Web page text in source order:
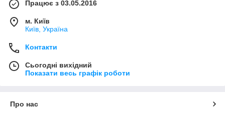
Працює з 03.05.2016
м. Київ
Київ, Україна
Контакти
Сьогодні вихідний
Показати весь графік роботи
Про нас